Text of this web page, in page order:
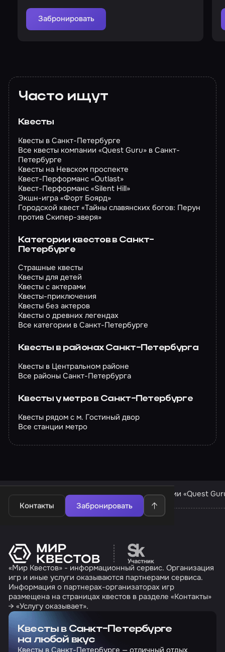
Забронировать
Часто ищут
Квесты
Квесты в Санкт-Петербурге
Все квесты компании «Quest Guru» в Санкт-
Петербурге
Квесты на Невском проспекте
Квест-Перформанс «Outlast»
Квест-Перформанс «Silent Hill»
Экшн-игра «Форт Боярд»
Городской квест «Тайны славянских богов: Перун
против Скипер-зверя»
Категории квестов в Санкт-
Петербурге
Страшные квесты
Квесты для детей
Квесты с актерами
Квесты-приключения
Квесты без актеров
Квесты о древних легендах
Все категории в Санкт-Петербурге
Квесты в районах Санкт-Петербурга
Квесты в Центральном районе
Все районы Санкт-Петербурга
Квесты у метро в Санкт-Петербурге
Квесты рядом с м. Гостиный двор
Все станции метро
Контакты Забронировать
Квесты в Санкт-Петербурге Квесты компании «Quest
Перейти на сайт
«Мир Квестов» - информационный сервис. Организация
игр и иные услуги оказываются партнерами сервиса.
Информация о партнерах-организаторах игр
размещена на страницах квестов в разделе «Контакты»
→ «Услугу оказывает».
Квесты в Санкт-Петербурге
на любой вкус